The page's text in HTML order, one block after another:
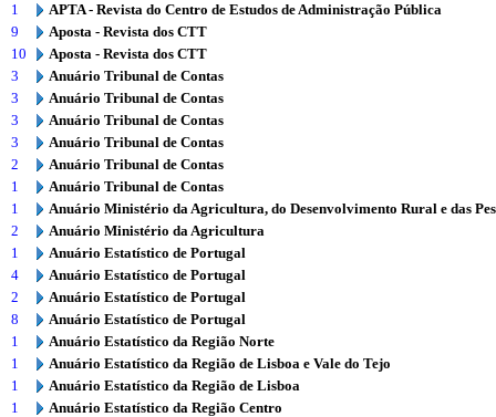
1
APTA - Revista do Centro de Estudos de Administração Pública
9
Aposta - Revista dos CTT
10
Aposta - Revista dos CTT
3
Anuário Tribunal de Contas
3
Anuário Tribunal de Contas
3
Anuário Tribunal de Contas
3
Anuário Tribunal de Contas
2
Anuário Tribunal de Contas
1
Anuário Tribunal de Contas
1
Anuário Ministério da Agricultura, do Desenvolvimento Rural e das
2
Anuário Ministério da Agricultura
1
Anuário Estatístico de Portugal
4
Anuário Estatístico de Portugal
2
Anuário Estatístico de Portugal
8
Anuário Estatístico de Portugal
1
Anuário Estatístico da Região Norte
1
Anuário Estatístico da Região de Lisboa e Vale do Tejo
1
Anuário Estatístico da Região de Lisboa
1
Anuário Estatístico da Região Centro